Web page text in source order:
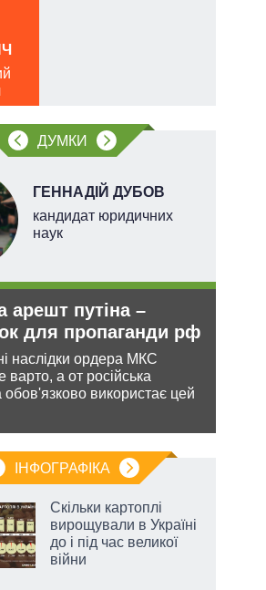
ДУМКИ
ГЕННАДІЙ ДУБОВ
кандидат юридичних
наук
арешт путіна –
для пропаганди рф
наслідки ордера МКС
варто, а от російська
обов'язково використає цей
ІНФОГРАФІКА
Скільки картоплі
вирощували в Україні
до і під час великої
війни